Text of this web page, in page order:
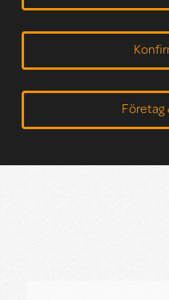
Företag